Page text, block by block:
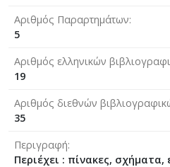
Αριθμός Παραρτημάτων
5
Αριθμός ελληνικών
19
Αριθμός διεθνών
35
Περιγραφή
Περιέχει : πίνακες, σχήματα,